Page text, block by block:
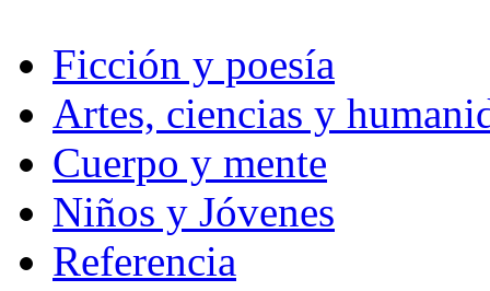
Ficción y poesía
Artes, ciencias y
Cuerpo y mente
Niños y Jóvenes
Referencia